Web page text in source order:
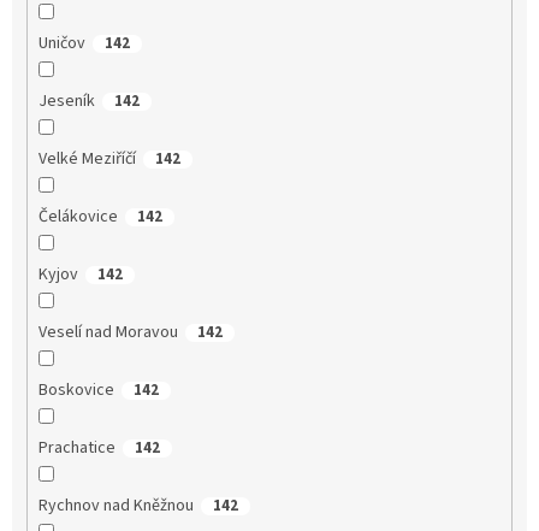
Uničov 142
Jeseník 142
Velké Meziříčí 142
Čelákovice 142
Kyjov 142
Veselí nad Moravou 142
Boskovice 142
Prachatice 142
Rychnov nad Kněžnou 142